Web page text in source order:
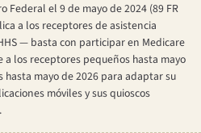
Federal el 9 de mayo de 2024 (89 FR
a los receptores de asistencia
— basta con participar en Medicare
a los receptores pequeños hasta mayo
hasta mayo de 2026 para adaptar su
móviles y sus quioscos